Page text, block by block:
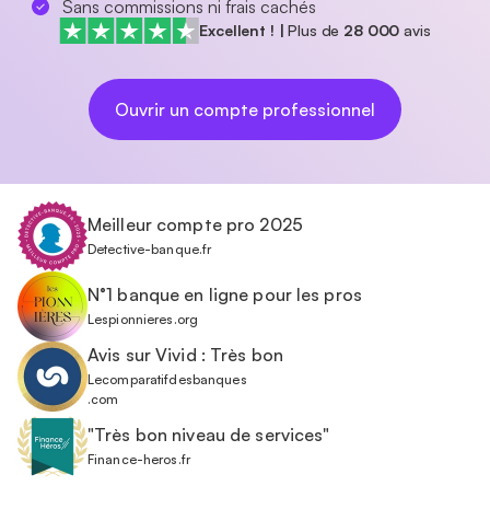
Sans commissions ni frais cachés
Excellent ! |Plus de 28 000 avis
Ouvrir un compte professionnel
Meilleur compte pro 2025
Detective-banque.fr
N°1 banque en ligne pour les pros
Lespionnieres.org
Avis sur Vivid : Très bon
Lecomparatifdesbanques
.com
"Très bon niveau de services"
Finance-heros.fr